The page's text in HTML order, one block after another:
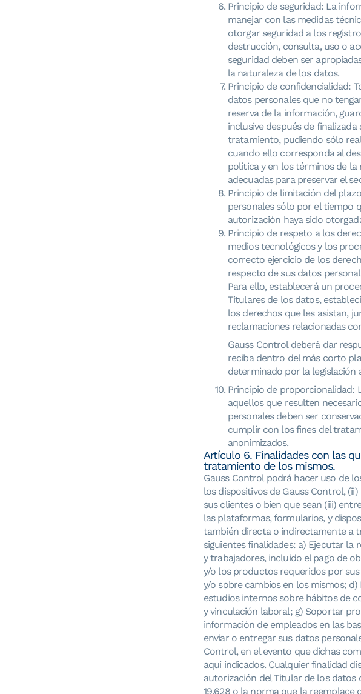
Principio de seguridad: La
manejar con las medidas
otorgar seguridad a los
destrucción, consulta, uso o
seguridad deben ser
la naturaleza de los datos.
Principio de confidencialidad:
datos personales que no
reserva de la información,
inclusive después de
tratamiento, pudiendo sólo
cuando ello corresponda al
política y en los términos de la
adecuadas para preservar el
Principio de limitación del
personales sólo por el tiempo
autorización haya sido
Principio de respeto a los
medios tecnológicos y los
correcto ejercicio de los
respecto de sus datos
Para ello, establecerá un
Titulares de los datos,
los derechos que les asistan,
reclamaciones relacionadas
Gauss Control deberá dar
reciba dentro del más corto
determinado por la legislación
Principio de proporcionalidad:
aquellos que resulten
personales deben ser
cumplir con los fines del
anonimizados.
Artículo 6. Finalidades con las
tratamiento de los mismos.
Gauss Control podrá hacer uso de
los dispositivos de Gauss Control,
sus clientes o bien que sean (iii)
las plataformas, formularios, y
también directa o indirectamente a
siguientes finalidades: a) Ejecutar
y trabajadores, incluido el pago de
y/o los productos requeridos por
y/o sobre cambios en los mismos;
estudios internos sobre hábitos de
y vinculación laboral; g) Soportar
información de empleados en las
enviar o entregar sus datos
Control, en el evento que dichas
aquí indicados. Cualquier finalidad
autorización del Titular de los datos
19.628 o la norma que la reemplace